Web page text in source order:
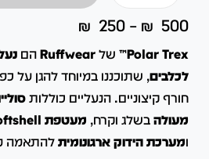
₪ 250 – ₪ 500
Polar Trex™ שלRuffwearהם
לכלבים, שתוכננו במיוחד להגן על
חורף קיצוניים. הנעליים כוללות
מעולהבשלג וקרח, מעטפת Softshell עמידה למים
ומערכת הידוק ארגונומיתלהתאמה